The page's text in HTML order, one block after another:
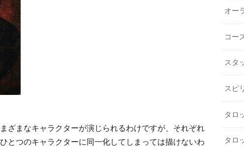
ざまなキャラクターが演じられるわけですが、それぞれ
とつのキャラクターに同一化してしまっては描けないわ
オー
コー
スタ
スピ
タロ
タロ